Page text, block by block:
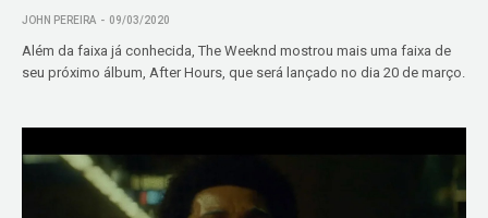
JOHN PEREIRA 09/03/2020
Além da faixa já conhecida, The Weeknd mostrou mais uma faixa de
seu próximo álbum, After Hours, que será lançado no dia 20 de março.